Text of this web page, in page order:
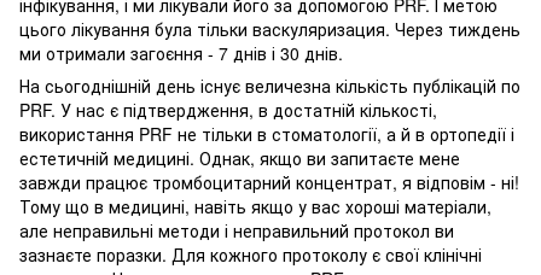
цього лікування була тільки васкуляризация. Через тиждень
ми отримали загоєння - 7 днів і 30 днів.
На сьогоднішній день існує величезна кількість публікацій по
PRF. У нас є підтвердження, в достатній кількості,
використання PRF не тільки в стоматології, а й в ортопедії і
естетичній медицині. Однак, якщо ви запитаєте мене
завжди працює тромбоцитарний концентрат, я відповім - ні!
Тому що в медицині, навіть якщо у вас хороші матеріали,
але неправильні методи і неправильний протокол ви
зазнаєте поразки. Для кожного протоколу є свої клінічні